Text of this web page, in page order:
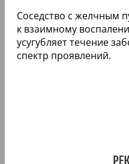
Соседство с желчным
к взаимному
усугубляет течение
спектр проявлений.